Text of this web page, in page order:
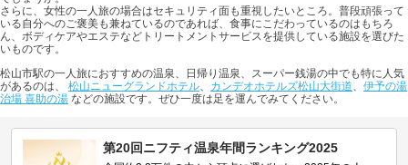
さらに、女性の一人旅の場合はセキュリティ面も重視したいところ。普段頑張って
いる自分へのご褒美も兼ねているのであれば、食事にこだわっているのはもちろ
ん、ボディケアやエステなどトリートメントサービスを提供している施設を選びた
いものです。
松山市駅の一人旅におすすめの温泉、日帰り温泉、スーパー銭湯の中でも特に人気
があるのは、 松山ニューグランドホテル、 カンデオホテルズ松山大街道、 伊予の湯
治場 喜助の湯 などの施設です。ぜひ一度は足を運んでみてください。
第20回ニフティ温泉年間ランキング2025